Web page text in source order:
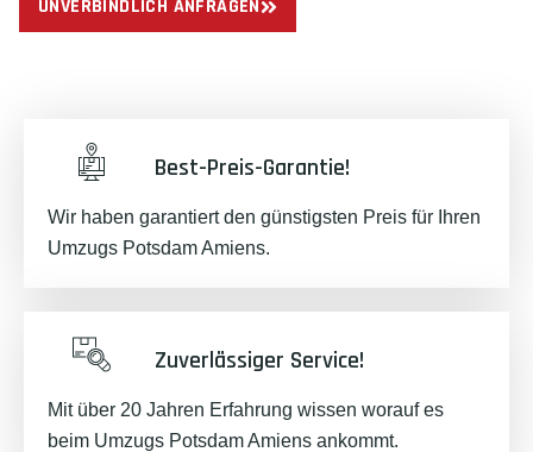
UNVERBINDLICH ANFRAGEN
Best-Preis-Garantie!
Wir haben garantiert den günstigsten Preis für Ihren
Umzugs Potsdam Amiens.
Zuverlässiger Service!
Mit über 20 Jahren Erfahrung wissen worauf es
beim Umzugs Potsdam Amiens ankommt.